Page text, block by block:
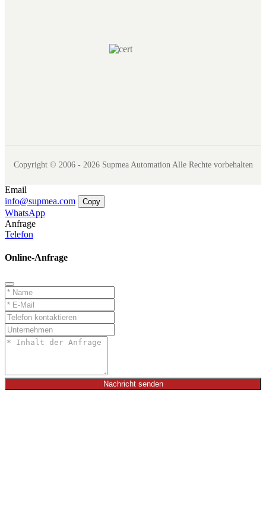
Copyright © 2006 - 2026 Supmea Automation Alle Rechte vorbehalten
Email
info@supmea.com
Copy
WhatsApp
Anfrage
Telefon
Online-Anfrage
Nachricht senden